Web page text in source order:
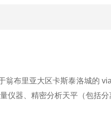
布里亚大区卡斯泰洛城的
仪器、精密分析天平（包括